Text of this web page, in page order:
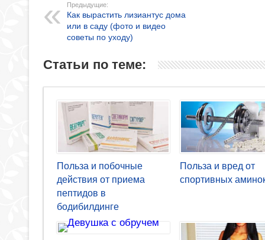
Предыдущие:
Как вырастить лизиантус дома
или в саду (фото и видео
советы по уходу)
Статьи по теме:
Польза и побочные
действия от приема
пептидов в
бодибилдинге
Польза и вред от
спортивных